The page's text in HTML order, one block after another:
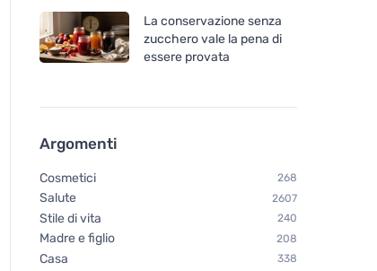
La conservazione senza
zucchero vale la pena di
essere provata
Argomenti
Cosmetici 268
Salute 2607
Stile di vita 240
Madre e figlio 208
Casa 338